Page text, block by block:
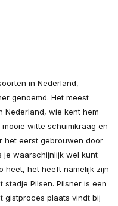
in Nederland,
genoemd. Het meest
Nederland, wie kent hem
witte schuimkraag en
het eerst gebrouwen door
je waarschijnlijk wel kunt
heet, het heeft namelijk zijn
Pilsen. Pilsner is een
gistproces plaats vindt bij